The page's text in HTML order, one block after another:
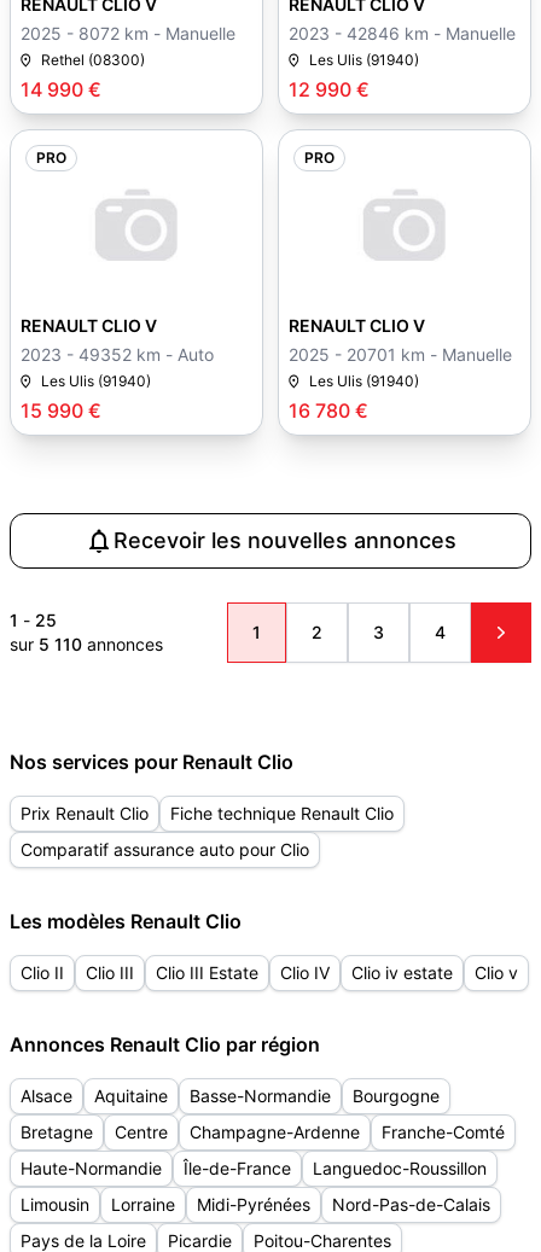
14 990 €
RENAULT CLIO V
2025 - 8072 km - Manuelle
Rethel (08300)
12 990 €
RENAULT CLIO V
2023 - 42846 km - Manuelle
Les Ulis (91940)
PRO
15 990 €
RENAULT CLIO V
2023 - 49352 km - Auto
Les Ulis (91940)
PRO
16 780 €
RENAULT CLIO V
2025 - 20701 km - Manuelle
Les Ulis (91940)
Recevoir les nouvelles annonces
1 - 25
sur 5 110 annonces
1 2 3 4
Nos services pour Renault Clio
Prix Renault Clio
Fiche technique Renault Clio
Comparatif assurance auto pour Clio
Les modèles Renault Clio
Clio II Clio III Clio III Estate Clio IV Clio iv estate Clio v
Annonces Renault Clio par région
Alsace Aquitaine Basse-Normandie
Bourgogne
Bretagne
Centre Champagne-Ardenne
Franche-Comté
Haute-Normandie
Île-de-France
Languedoc-Roussillon
Limousin
Lorraine Midi-Pyrénées
Nord-Pas-de-Calais
Pays de la Loire
Picardie
Poitou-Charentes